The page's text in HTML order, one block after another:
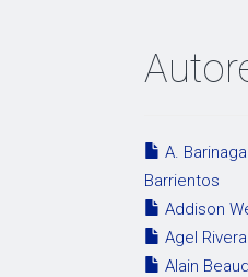
A.
Barrientos
Addison
Agel
Alain